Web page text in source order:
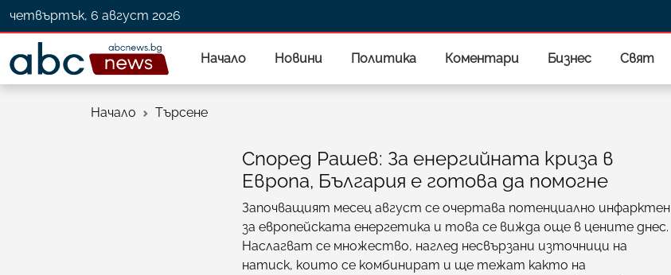
четвъртък, 6 август 2026
Начало Новини Политика Коментари Бизнес Свят
Начало Търсене
Според Рашев: За енергийната криза в
Европа, България е готова да помогне
Започващият месец август се очертава потенциално инфарктен
за европейската енергетика и това се вижда още в цените днес.
Наслагват се множество, наглед несвързани източници на
натиск, които се комбинират и ще тежат както на